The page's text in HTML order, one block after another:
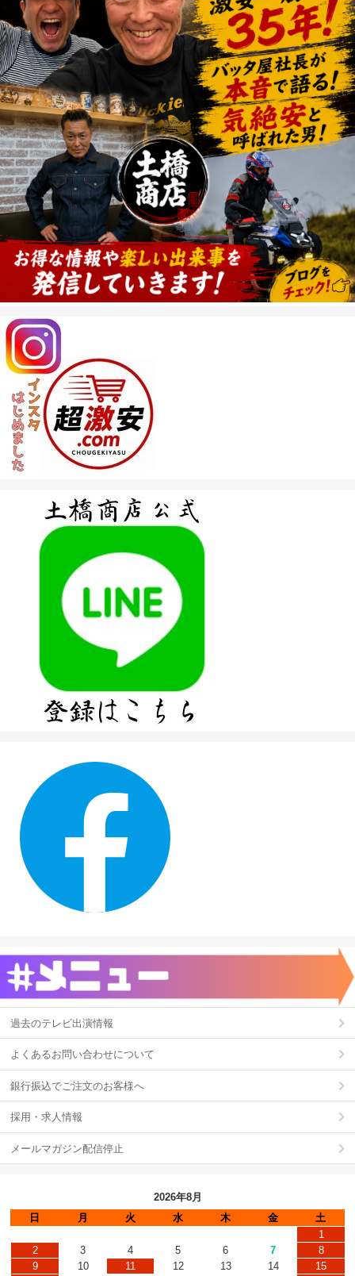
過去のテレビ出演情報
よくあるお問い合わせについて
銀行振込でご注文のお客様へ
採用・求人情報
メールマガジン配信停止
2026年8月
日
月 火 水 木 金
土
1
2
3 4 5 6 7
8
9
10 11 12 13 14 15